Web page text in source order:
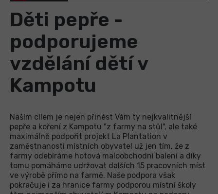
Děti pepře -
podporujeme
vzdělání dětí v
Kampotu
Naším cílem je nejen přinést Vám ty nejkvalitnější
pepře a koření z Kampotu "z farmy na stůl", ale také
maximálně podpořit projekt La Plantation v
zaměstnanosti místních obyvatel už jen tím, že z
farmy odebíráme hotová maloobchodní balení a díky
tomu pomáháme udržovat dalších 15 pracovních míst
ve výrobě přímo na farmě. Naše podpora však
pokračuje i za hranice farmy podporou místní školy